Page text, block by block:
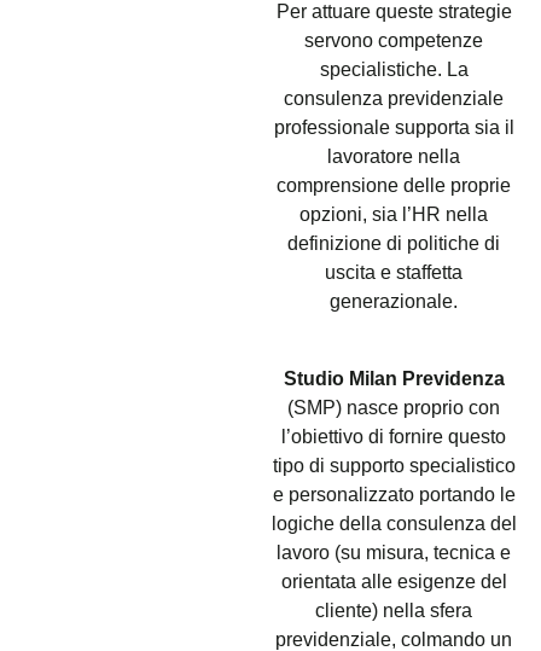
Per attuare queste strategie
servono competenze
specialistiche. La
consulenza previdenziale
professionale supporta sia il
lavoratore nella
comprensione delle proprie
opzioni, sia l’HR nella
definizione di politiche di
uscita e staffetta
generazionale.
Studio Milan Previdenza
(SMP) nasce proprio con
l’obiettivo di fornire questo
tipo di supporto specialistico
e personalizzato portando le
logiche della consulenza del
lavoro (su misura, tecnica e
orientata alle esigenze del
cliente) nella sfera
previdenziale, colmando un